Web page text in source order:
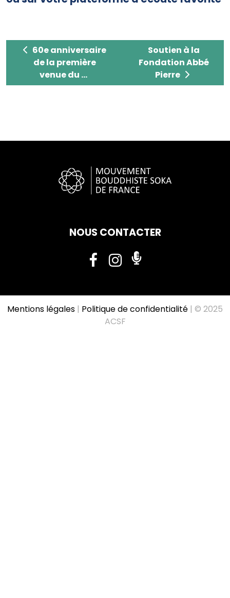
60e anniversaire de la première venue du
60e anniversaire
de la première
venue du ...
Soutien à la
Soutien à la
Fondation Abbé
Pierre
NOUS CONTACTER
Mentions légales | Politique de confidentialité | © 2025
ACSF